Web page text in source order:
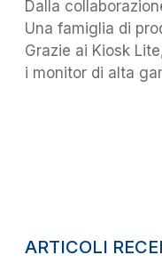
Dalla
Una famiglia di
Grazie ai Kiosk
i monitor di alta
ARTICOLI